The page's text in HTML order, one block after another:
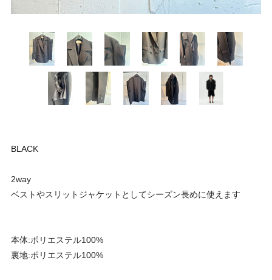
BLACK
2way
ベストやスリットジャケットとしてシーズン長めに使えます
本体:ポリエステル100%
裏地:ポリエステル100%